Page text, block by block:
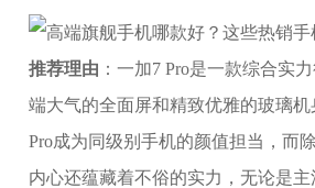
推荐理由 ：一加7 Pro是一款综合实
端大气的全面屏和精致优雅的玻璃
Pro成为同级别手机的颜值担当，而
内心还蕴藏着不俗的实力，无论是